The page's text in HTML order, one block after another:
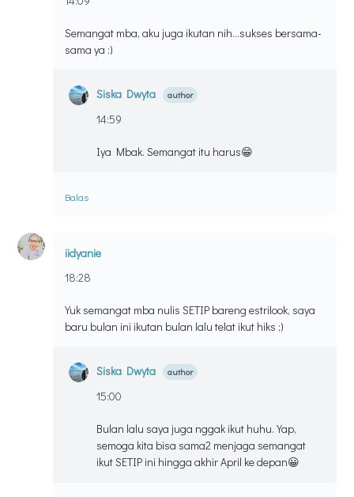
Semangat mba, aku juga ikutan nih...sukses bersama-
sama ya :)
Siska Dwyta
14:59
Iya Mbak. Semangat itu harus😁
Balas
iidyanie
18:28
Yuk semangat mba nulis SETIP bareng estrilook, saya
baru bulan ini ikutan bulan lalu telat ikut hiks ;)
Siska Dwyta
15:00
Bulan lalu saya juga nggak ikut huhu. Yap,
semoga kita bisa sama2 menjaga semangat
ikut SETIP ini hingga akhir April ke depan😀